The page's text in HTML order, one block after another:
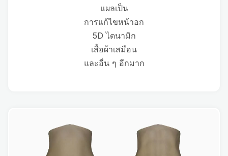
แผลเป็น
การแก้ไขหน้าอก
5D ไดนามิก
เสื้อผ้าเสมือน
และอื่น ๆ อีกมาก